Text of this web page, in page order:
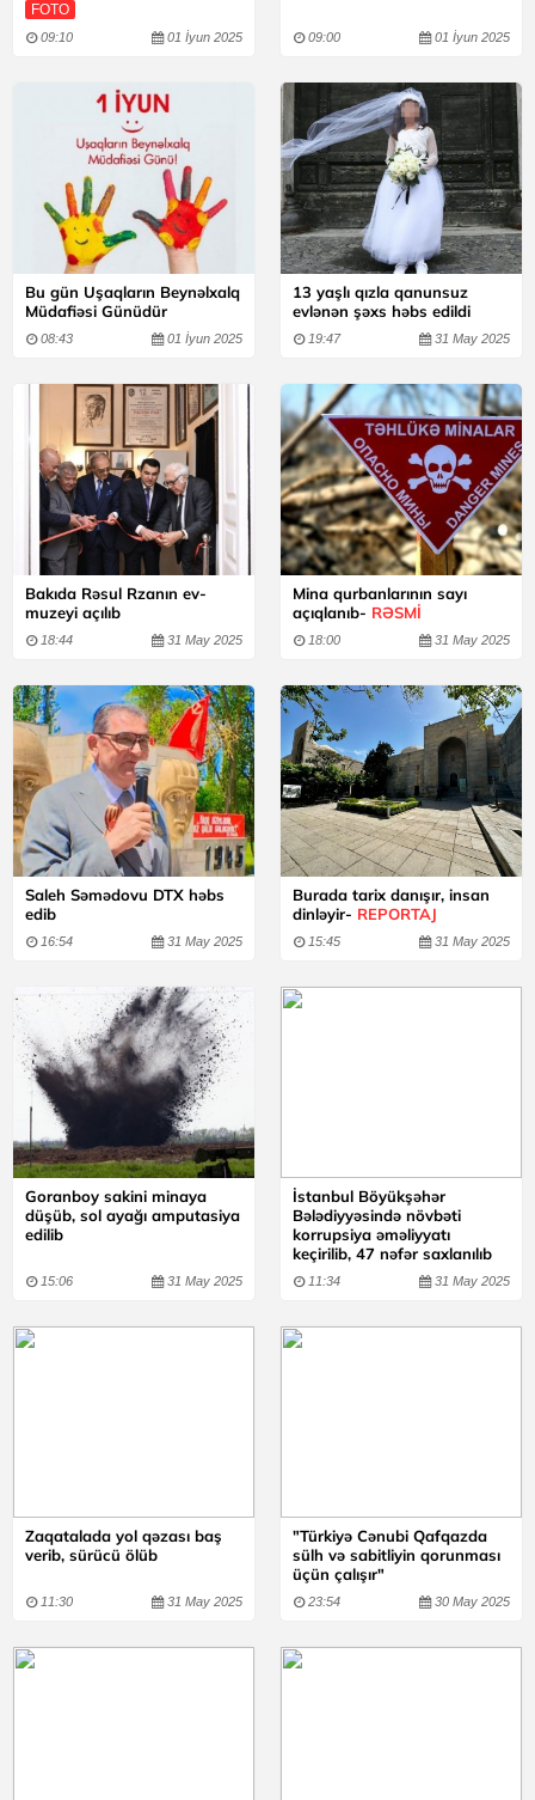
FOTO
09:10 01 İyun 2025 09:00 01 İyun 2025
Bu gün Uşaqların Beynəlxalq
Müdafiəsi Günüdür
08:43 01 İyun 2025
13 yaşlı qızla qanunsuz
evlənən şəxs həbs edildi
19:47 31 May 2025
Bakıda Rəsul Rzanın ev-
muzeyi açılıb
18:44 31 May 2025
Mina qurbanlarının sayı
açıqlanıb- RƏSMİ
18:00 31 May 2025
Saleh Səmədovu DTX həbs
edib
16:54 31 May 2025
Burada tarix danışır, insan
dinləyir- REPORTAJ
15:45 31 May 2025
Goranboy sakini minaya
düşüb, sol ayağı amputasiya
edilib
15:06 31 May 2025
İstanbul Böyükşəhər
Bələdiyyəsində növbəti
korrupsiya əməliyyatı
keçirilib, 47 nəfər saxlanılıb
11:34 31 May 2025
Zaqatalada yol qəzası baş
verib, sürücü ölüb
11:30 31 May 2025
"Türkiyə Cənubi Qafqazda
sülh və sabitliyin qorunması
üçün çalışır"
23:54 30 May 2025